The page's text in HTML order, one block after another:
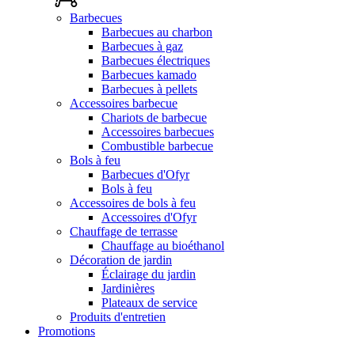
Barbecues
Barbecues au charbon
Barbecues à gaz
Barbecues électriques
Barbecues kamado
Barbecues à pellets
Accessoires barbecue
Chariots de barbecue
Accessoires barbecues
Combustible barbecue
Bols à feu
Barbecues d'Ofyr
Bols à feu
Accessoires de bols à feu
Accessoires d'Ofyr
Chauffage de terrasse
Chauffage au bioéthanol
Décoration de jardin
Éclairage du jardin
Jardinières
Plateaux de service
Produits d'entretien
Promotions